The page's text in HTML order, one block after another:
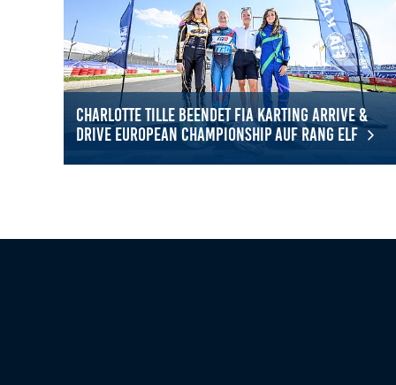
Charlotte Tille beendet FIA Karting Arrive &
Drive European Championship auf Rang elf